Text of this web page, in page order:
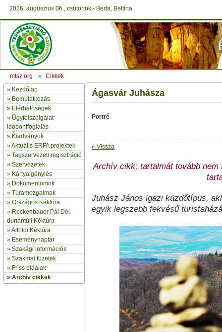
2026. augusztus 06., csütörtök - Berta, Bettina
mtsz.org » Cikkek
» Kezdőlap
» Bemutatkozás
» Elérhetőségek
» Ügyfélszolgálat
időpontfoglalás
» Kiadványok
»Aktuális ERFA projektek
» Tagszervezeti regisztráció
» Szervezetek
» Kártyaigénylés
» Dokumentumok
» Túramozgalmak
» Országos Kéktúra
» Rockenbauer Pál Dél-
dunántúli Kéktúra
»Alföldi Kéktúra
» Eseménynaptár
» Szakági információk
» Szakmai füzetek
» Friss oldalak
» Archív cikkek
Ágasvár Juhásza
Portré
« Vissza
Archív cikk; tartalmát tovább
Juhász János igazi küzdőtípus,
egyik legszebb fekvésű